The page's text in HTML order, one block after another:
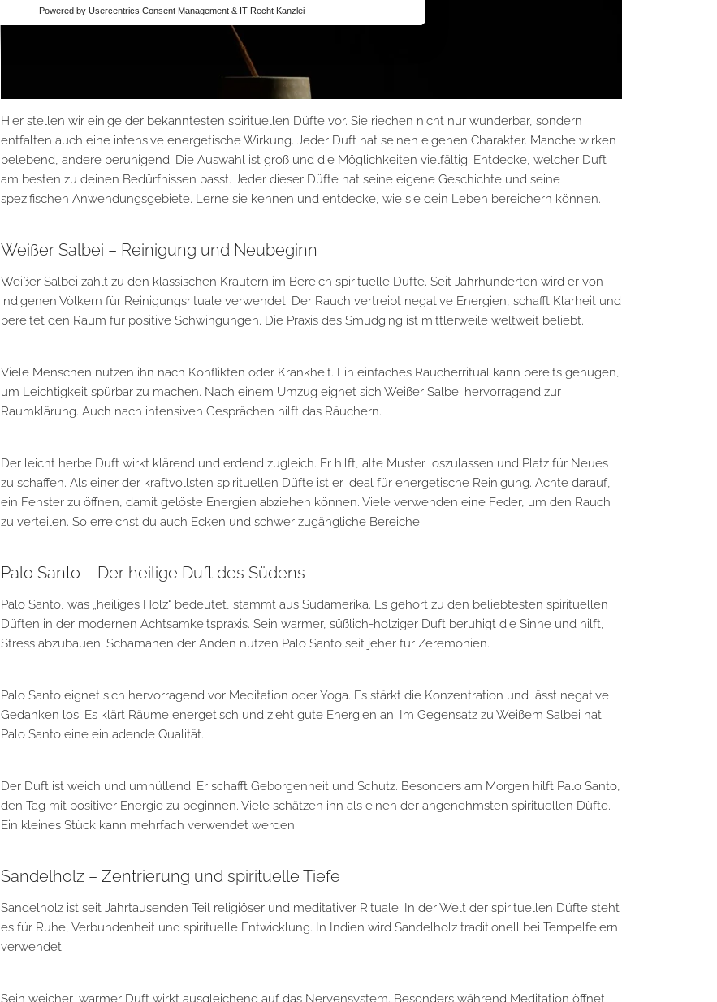
Hier stellen wir einige der bekanntesten spirituellen Düfte vor. Sie riechen nicht nur wunderbar, sondern
entfalten auch eine intensive energetische Wirkung. Jeder Duft hat seinen eigenen Charakter. Manche wirken
belebend, andere beruhigend. Die Auswahl ist groß und die Möglichkeiten vielfältig. Entdecke, welcher Duft
am besten zu deinen Bedürfnissen passt. Jeder dieser Düfte hat seine eigene Geschichte und seine
spezifischen Anwendungsgebiete. Lerne sie kennen und entdecke, wie sie dein Leben bereichern können.
Weißer Salbei – Reinigung und Neubeginn
Weißer Salbei zählt zu den klassischen Kräutern im Bereich spirituelle Düfte. Seit Jahrhunderten wird er von
indigenen Völkern für Reinigungsrituale verwendet. Der Rauch vertreibt negative Energien, schafft Klarheit und
bereitet den Raum für positive Schwingungen. Die Praxis des Smudging ist mittlerweile weltweit beliebt.
Viele Menschen nutzen ihn nach Konflikten oder Krankheit. Ein einfaches Räucherritual kann bereits genügen,
um Leichtigkeit spürbar zu machen. Nach einem Umzug eignet sich Weißer Salbei hervorragend zur
Raumklärung. Auch nach intensiven Gesprächen hilft das Räuchern.
Der leicht herbe Duft wirkt klärend und erdend zugleich. Er hilft, alte Muster loszulassen und Platz für Neues
zu schaffen. Als einer der kraftvollsten spirituellen Düfte ist er ideal für energetische Reinigung. Achte darauf,
ein Fenster zu öffnen, damit gelöste Energien abziehen können. Viele verwenden eine Feder, um den Rauch
zu verteilen. So erreichst du auch Ecken und schwer zugängliche Bereiche.
Palo Santo – Der heilige Duft des Südens
Palo Santo , was „heiliges Holz“ bedeutet, stammt aus Südamerika. Es gehört zu den beliebtesten spirituellen
Düften in der modernen Achtsamkeitspraxis. Sein warmer, süßlich-holziger Duft beruhigt die Sinne und hilft,
Stress abzubauen. Schamanen der Anden nutzen Palo Santo seit jeher für Zeremonien.
Palo Santo eignet sich hervorragend vor Meditation oder Yoga. Es stärkt die Konzentration und lässt negative
Gedanken los. Es klärt Räume energetisch und zieht gute Energien an. Im Gegensatz zu Weißem Salbei hat
Palo Santo eine einladende Qualität.
Der Duft ist weich und umhüllend. Er schafft Geborgenheit und Schutz. Besonders am Morgen hilft Palo Santo,
den Tag mit positiver Energie zu beginnen. Viele schätzen ihn als einen der angenehmsten spirituellen Düfte.
Ein kleines Stück kann mehrfach verwendet werden.
Sandelholz – Zentrierung und spirituelle Tiefe
Sandelholz ist seit Jahrtausenden Teil religiöser und meditativer Rituale. In der Welt der spirituellen Düfte steht
es für Ruhe, Verbundenheit und spirituelle Entwicklung. In Indien wird Sandelholz traditionell bei Tempelfeiern
verwendet.
Sein weicher, warmer Duft wirkt ausgleichend auf das Nervensystem. Besonders während Meditation öffnet